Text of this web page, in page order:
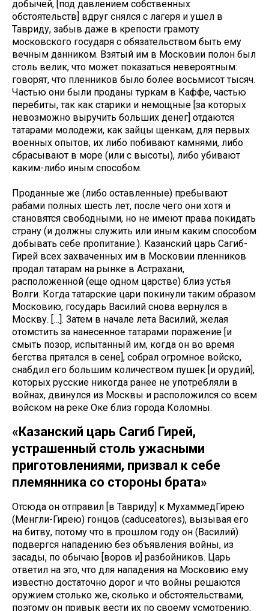
добычей, [под давлением собственных
обстоятельств] вдруг снялся с лагеря и ушел в
Тавриду, забыв даже в крепости грамоту
московского государя с обязательством быть ему
вечным данником. Взятый им в Московии полон был
столь велик, что может показаться невероятным:
говорят, что пленников было более восьмисот тысяч.
Частью они были проданы туркам в Каффе, частью
перебиты, так как старики и немощные [за которых
невозможно выручить больших денег] отдаются
татарами молодежи, как зайцы щенкам, для первых
военных опытов; их либо побивают камнями, либо
сбрасывают в море (или с высоты), либо убивают
каким-либо иным способом.
Проданные же (либо оставленные) пребывают
рабами полных шесть лет, после чего они хотя и
становятся свободными, но не имеют права покидать
страну (и должны служить или иным каким способом
добывать себе пропитание.). Казанский царь Сагиб-
Гирей всех захваченных им в Московии пленников
продал татарам на рынке в Астрахани,
расположенной (еще одном царстве) близ устья
Волги. Когда татарские цари покинули таким образом
Московию, государь Василий снова вернулся в
Москву. […]. Затем в начале лета Василий, желая
отомстить за нанесенное татарами поражение [и
смыть позор, испытанный им, когда он во время
бегства прятался в сене], собрал огромное войско,
снабдил его большим количеством пушек [и орудий],
которых русские никогда ранее не употребляли в
войнах, двинулся из Москвы и расположился со всем
войском на реке Оке близ города Коломны.
«Казанский царь Сагиб Гирей,
устрашенный столь ужасными
приготовлениями, призвал к себе
племянника со стороны брата»
Отсюда он отправил [в Тавриду] к МухаммедГирею
(Менгли-Гирею) гонцов (caduceatores), вызывая его
на битву, потому что в прошлом году он (Василий)
подвергся нападению без объявления войны, из
засады, по обычаю [воров и] разбойников. Царь
ответил на это, что для нападения на Московию ему
известно достаточно дорог и что войны решаются
оружием столько же, сколько и обстоятельствами,
поэтому он привык вести их по своему усмотрению,